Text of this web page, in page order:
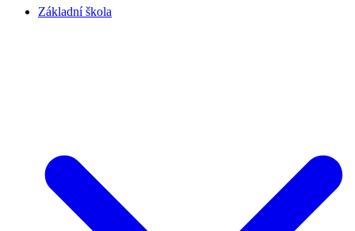
Základní škola